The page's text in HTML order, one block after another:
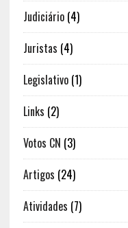
Judiciário(4)
Juristas (4)
Legislativo(1)
Links (2)
Votos CN (3)
Artigos (24)
Atividades (7)